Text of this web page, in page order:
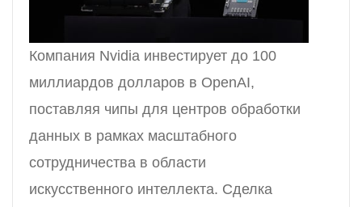
Компания Nvidia инвестирует до 100
миллиардов долларов в OpenAI,
поставляя чипы для центров обработки
данных в рамках масштабного
сотрудничества в области
искусственного интеллекта. Сделка